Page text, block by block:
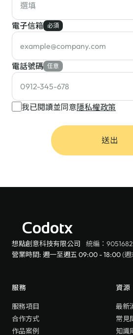
電子信箱 必須
電話號碼 任意
我已閱讀並同意隱私權政策
送出
Codotx
想點創意科技有限公司
統編：
營業時間: 週一至週五 09:00 - 18:00(週
服務
服務項目
合作方式
作品案例
資源
最新
常見
知識